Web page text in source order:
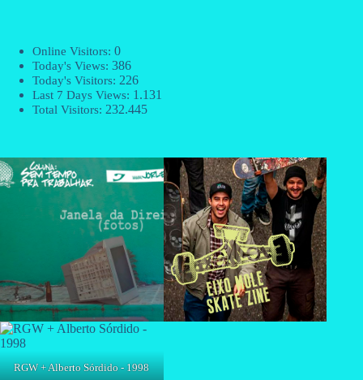
Online Visitors: 0
Today's Views: 386
Today's Visitors: 226
Last 7 Days Views: 1.131
Total Visitors: 232.445
RGW + Alberto Sórdido - 1998